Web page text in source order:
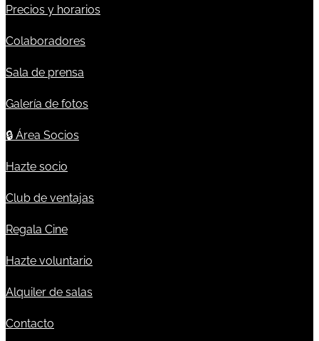
Precios y horarios
Colaboradores
Sala de prensa
Galería de fotos
🔒 Área Socios
Hazte socio
Club de ventajas
Regala Cine
Hazte voluntario
Alquiler de salas
Contacto